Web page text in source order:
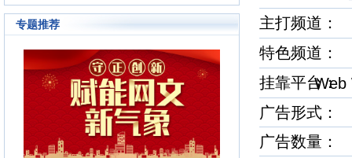
的这种不落窠臼的行事作风也在行
和两万余名签约作者在这个平台上
日更不辍，为广大网络文学爱好者
献上了一部又一部可以堪称经典的
网络文学著作。其中得以出版作品
的作者达到3000人，每天有近1万
新用户注册、750部新作品诞生，
两本新书被成功代理出版，上百部
作品签约影视，过万部作品引入手
机分销渠道，其口碑卓著的良心服
准的
240
文、
记等
务，
写作
有长
万部
5600
专题推荐
主打频道
特色频道
挂靠平台
广告形式：
广告数量：